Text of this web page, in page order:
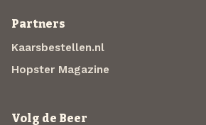
Partners
Kaarsbestellen.nl
Hopster Magazine
Volg de Beer